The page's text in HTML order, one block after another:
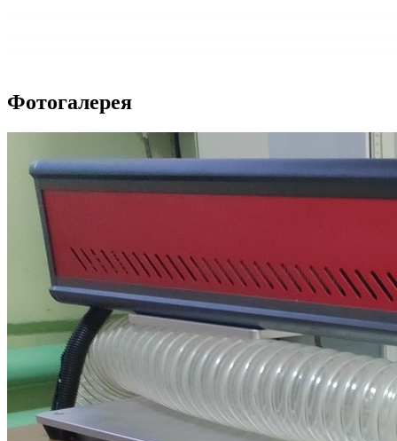
Фотогалерея